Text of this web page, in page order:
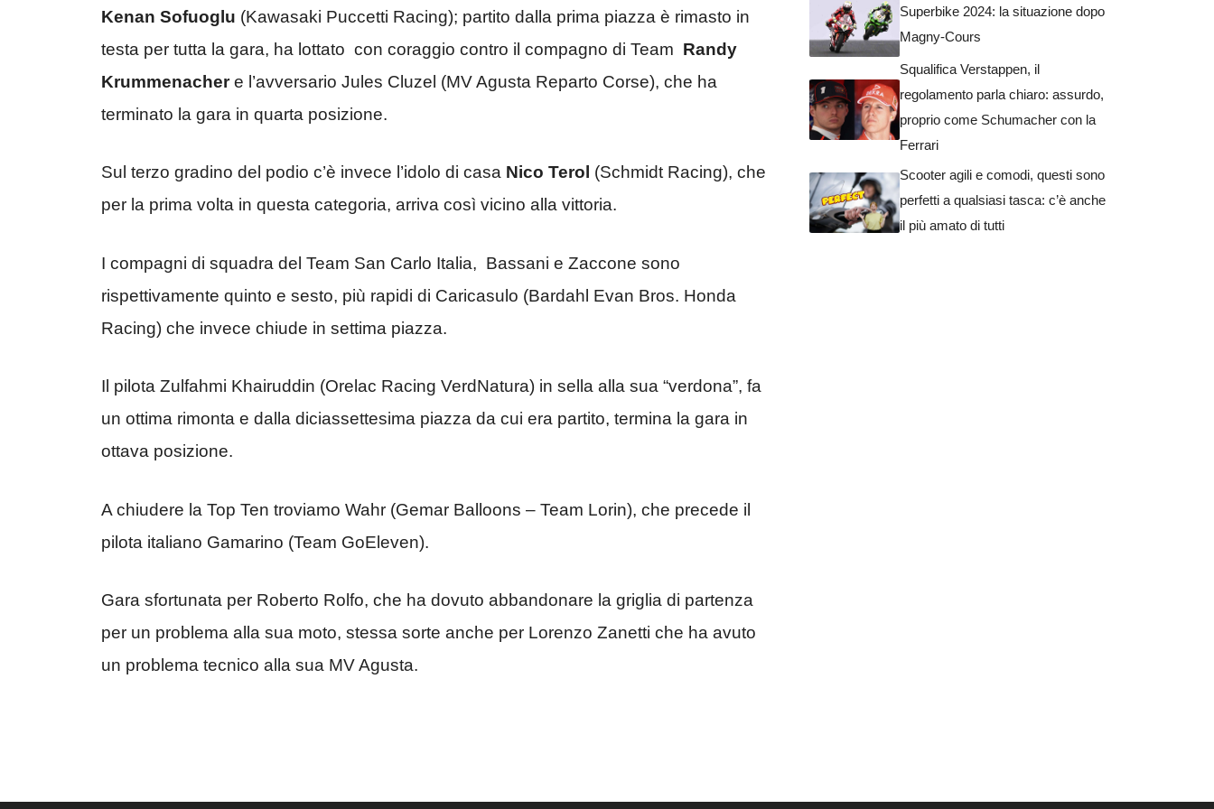
Kenan Sofuoglu (Kawasaki Puccetti Racing); partito dalla prima piazza è rimasto in
testa per tutta la gara, ha lottato con coraggio contro il compagno di Team Randy
Krummenachere l’avversario Jules Cluzel (MV Agusta Reparto Corse), che ha
terminato la gara in quarta posizione.
Sul terzo gradino del podio c’è invece l’idolo di casa Nico Terol (Schmidt Racing), che
per la prima volta in questa categoria, arriva così vicino alla vittoria.
I compagni di squadra del Team San Carlo Italia, Bassani e Zaccone sono
rispettivamente quinto e sesto, più rapidi di Caricasulo (Bardahl Evan Bros. Honda
Racing) che invece chiude in settima piazza.
Il pilota Zulfahmi Khairuddin (Orelac Racing VerdNatura) in sella alla sua “verdona”, fa
un ottima rimonta e dalla diciassettesima piazza da cui era partito, termina la gara in
ottava posizione.
A chiudere la Top Ten troviamo Wahr (Gemar Balloons – Team Lorin), che precede il
pilota italiano Gamarino (Team GoEleven).
Gara sfortunata per Roberto Rolfo, che ha dovuto abbandonare la griglia di partenza
per un problema alla sua moto, stessa sorte anche per Lorenzo Zanetti che ha avuto
un problema tecnico alla sua MV Agusta.
Superbike 2024: la situazione dopo
Magny-Cours
Squalifica Verstappen, il
regolamento parla chiaro: assurdo,
proprio come Schumacher con la
Ferrari
Scooter agili e comodi, questi sono
perfetti a qualsiasi tasca: c’è anche
il più amato di tutti